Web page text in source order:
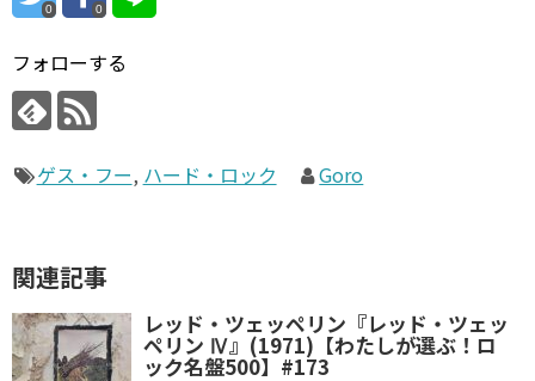
0 0
フォローする
ゲス・フー, ハード・ロック Goro
関連記事
レッド・ツェッペリン『レッド・ツェッ
ペリン Ⅳ』(1971)【わたしが選ぶ！ロ
ック名盤500】#173